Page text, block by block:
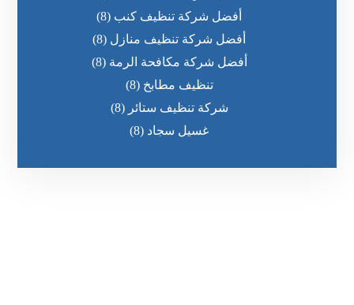
أفضل شركة تنظيف كنب (8)
أفضل شركة تنظيف منازل (8)
أفضل شركة مكافحة الرمة (8)
تنظيف مطابخ (8)
شركة تنظيف ستائر (8)
غسيل سجاد (8)